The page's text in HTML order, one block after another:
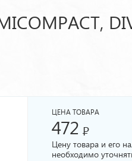
ЦЕНА ТОВАРА
472 Р
Цену товара и его
необходимо